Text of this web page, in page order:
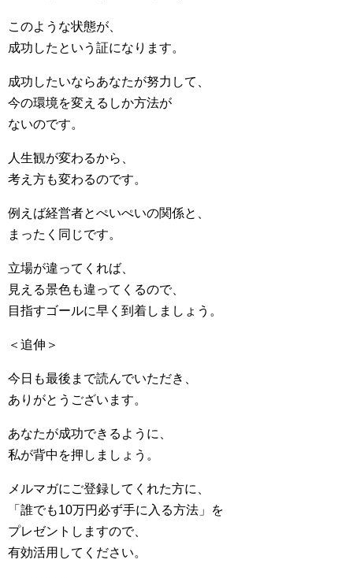
このような状態が、
成功したという証になります。
成功したいならあなたが努力して、
今の環境を変えるしか方法が
ないのです。
人生観が変わるから、
考え方も変わるのです。
例えば経営者とぺいぺいの関係と、
まったく同じです。
立場が違ってくれば、
見える景色も違ってくるので、
目指すゴールに早く到着しましょう。
＜追伸＞
今日も最後まで読んでいただき、
ありがとうございます。
あなたが成功できるように、
私が背中を押しましょう。
メルマガにご登録してくれた方に、
「誰でも10万円必ず手に入る方法」を
プレゼントしますので、
有効活用してください。